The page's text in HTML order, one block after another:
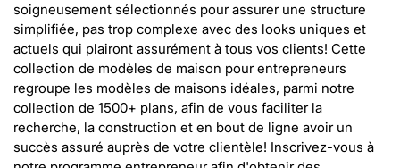
soigneusement sélectionnés pour assurer une structure
simplifiée, pas trop complexe avec des looks uniques et
actuels qui plairont assurément à tous vos clients! Cette
collection de modèles de maison pour entrepreneurs
regroupe les modèles de maisons idéales, parmi notre
collection de 1500+ plans, afin de vous faciliter la
recherche, la construction et en bout de ligne avoir un
succès assuré auprès de votre clientèle! Inscrivez-vous à